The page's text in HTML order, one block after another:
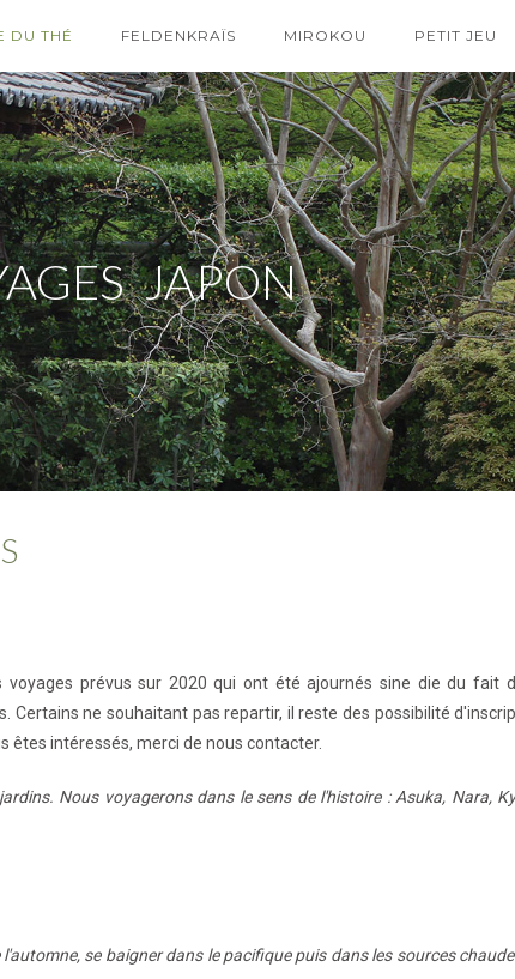
DU THÉ FELDENKRAÏS MIROKOU PETIT JEU
JAPON
prévus sur 2020 qui ont été ajournés sine die du fait
ne souhaitant pas repartir, il reste des possibilité
êtes intéressés, merci de nous contacter.
Nous voyagerons dans le sens de l'histoire : Asuka, Nara,
se baigner dans le pacifique puis dans les sources